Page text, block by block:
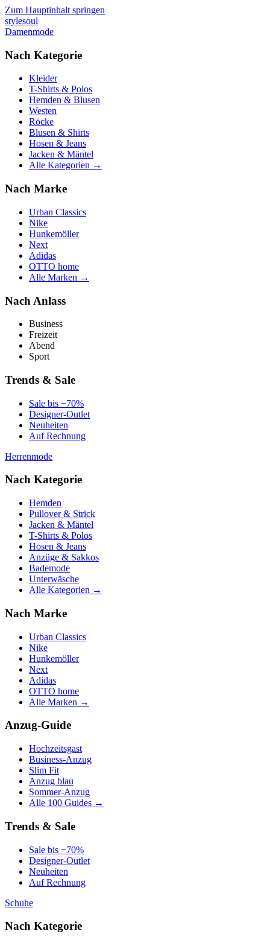
Zum Hauptinhalt springen
stylesoul
Damenmode
Nach Kategorie
Kleider
T-Shirts & Polos
Hemden & Blusen
Westen
Röcke
Blusen & Shirts
Hosen & Jeans
Jacken & Mäntel
Alle Kategorien →
Nach Marke
Urban Classics
Nike
Hunkemöller
Next
Adidas
OTTO home
Alle Marken →
Nach Anlass
Business
Freizeit
Abend
Sport
Trends & Sale
Sale bis −70%
Designer-Outlet
Neuheiten
Auf Rechnung
Herrenmode
Nach Kategorie
Hemden
Pullover & Strick
Jacken & Mäntel
T-Shirts & Polos
Hosen & Jeans
Anzüge & Sakkos
Bademode
Unterwäsche
Alle Kategorien →
Nach Marke
Urban Classics
Nike
Hunkemöller
Next
Adidas
OTTO home
Alle Marken →
Anzug-Guide
Hochzeitsgast
Business-Anzug
Slim Fit
Anzug blau
Sommer-Anzug
Alle 100 Guides →
Trends & Sale
Sale bis −70%
Designer-Outlet
Neuheiten
Auf Rechnung
Schuhe
Nach Kategorie